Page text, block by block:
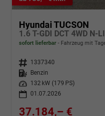
Hyundai TUCSON
sofort lieferbar Fahrzeug mit
Fahrzeugnr. 1337340
Kraftstoff
Benzin
Leistung
132 kW (179 PS)
01.07.2026
37.184,– €